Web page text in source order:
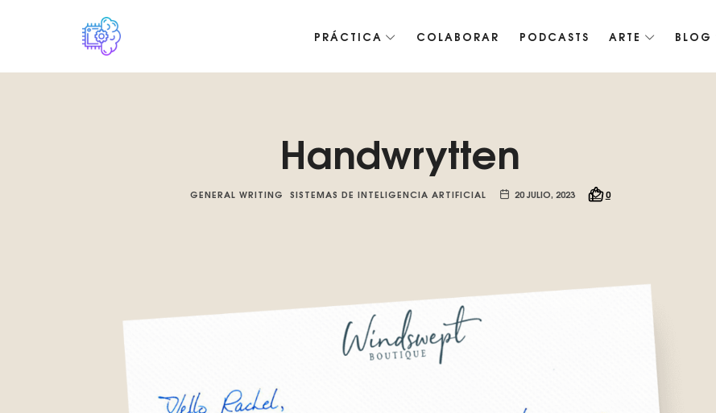
PRÁCTICA COLABORAR PODCASTS ARTE BLOG
Handwrytten
GENERAL WRITING SISTEMAS DE INTELIGENCIA ARTIFICIAL 20 JULIO, 2023 0